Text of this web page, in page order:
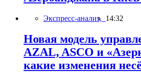
Экспресс-анализ, 14:32
Новая модель
AZAL, ASCO и
какие изменения